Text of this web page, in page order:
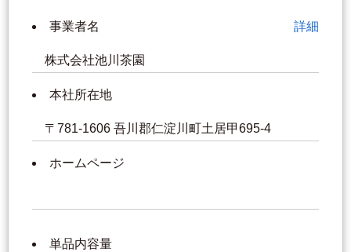
事業者名 詳細
株式会社池川茶園
本社所在地
〒781-1606 吾川郡仁淀川町土居甲695-4
ホームページ
単品内容量